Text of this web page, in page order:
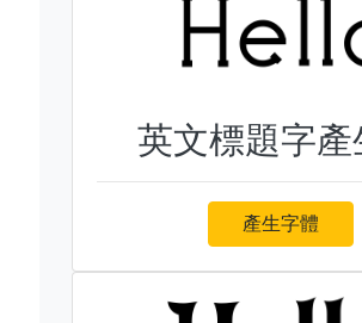
英文標題字產
產生字體